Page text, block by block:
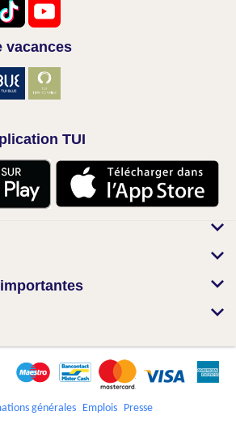
vacances
TUI
générales Emplois Presse